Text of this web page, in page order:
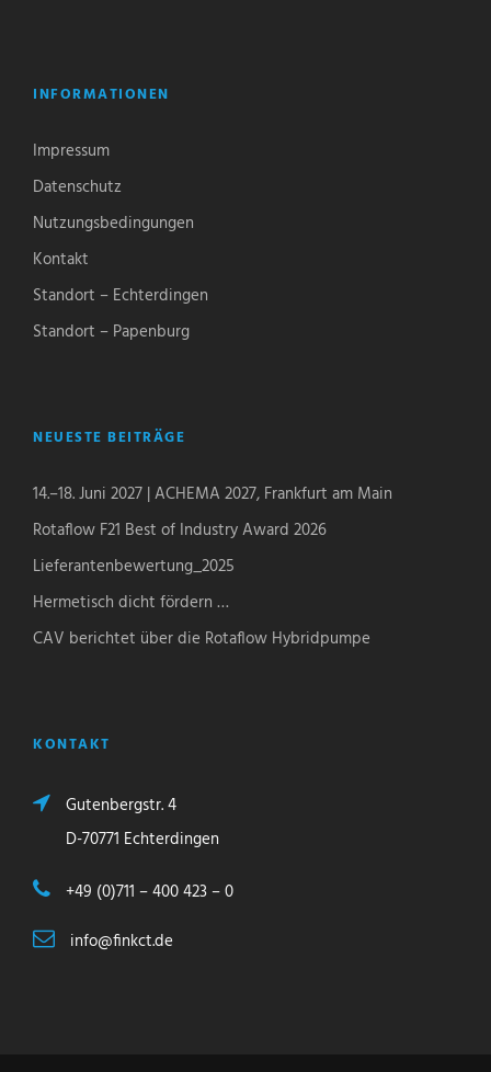
INFORMATIONEN
Impressum
Datenschutz
Nutzungsbedingungen
Kontakt
Standort – Echterdingen
Standort – Papenburg
NEUESTE BEITRÄGE
14.–18. Juni 2027 | ACHEMA 2027, Frankfurt am Main
Rotaflow F21 Best of Industry Award 2026
Lieferantenbewertung_2025
Hermetisch dicht fördern …
CAV berichtet über die Rotaflow Hybridpumpe
KONTAKT
Gutenbergstr. 4
D-70771 Echterdingen
+49 (0)711 – 400 423 – 0
info@finkct.de